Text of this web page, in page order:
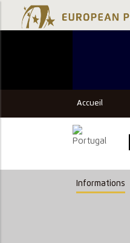
Accueil
Informations